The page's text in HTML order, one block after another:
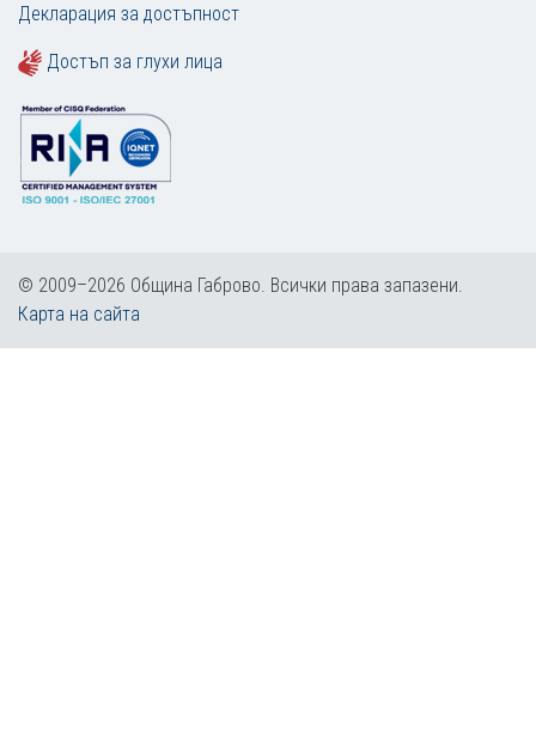
Декларация за достъпност
Достъп за глухи лица
© 2009–2026 Община Габрово. Всички права запазени.
Карта на сайта